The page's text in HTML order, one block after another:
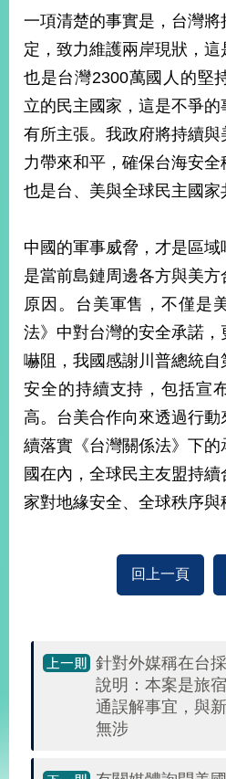
不
落
國
台
海
和
平
護
照
頁
網
站
導
覽
關
於
本
部
新
中
心
外
際
一項清楚的事實是，台灣
定，致力維護兩岸現狀，這
也是台灣2300萬國人的堅
立的民主國家，這是不爭
有所主張。我政府將持續
力帶來和平，確保台海安
也是台、美與全球民主國家
中國的軍事威脅，才是區
是當前島鏈周邊各方與美
原因。台美軍售，不僅是
法》中對台灣的安全承諾，
嚇阻，我國感謝川普總統
安全的持續支持，包括宣
高。台美合作向來透過行
續落實《台灣關係法》下
國在內，全球民主友盟持
家對地緣安全、全球秩序與
回上一頁
針對外媒稱在台
說明：本案是旅
通誤解事宜，與
無涉